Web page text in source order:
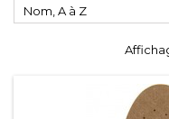
Nom, A à Z